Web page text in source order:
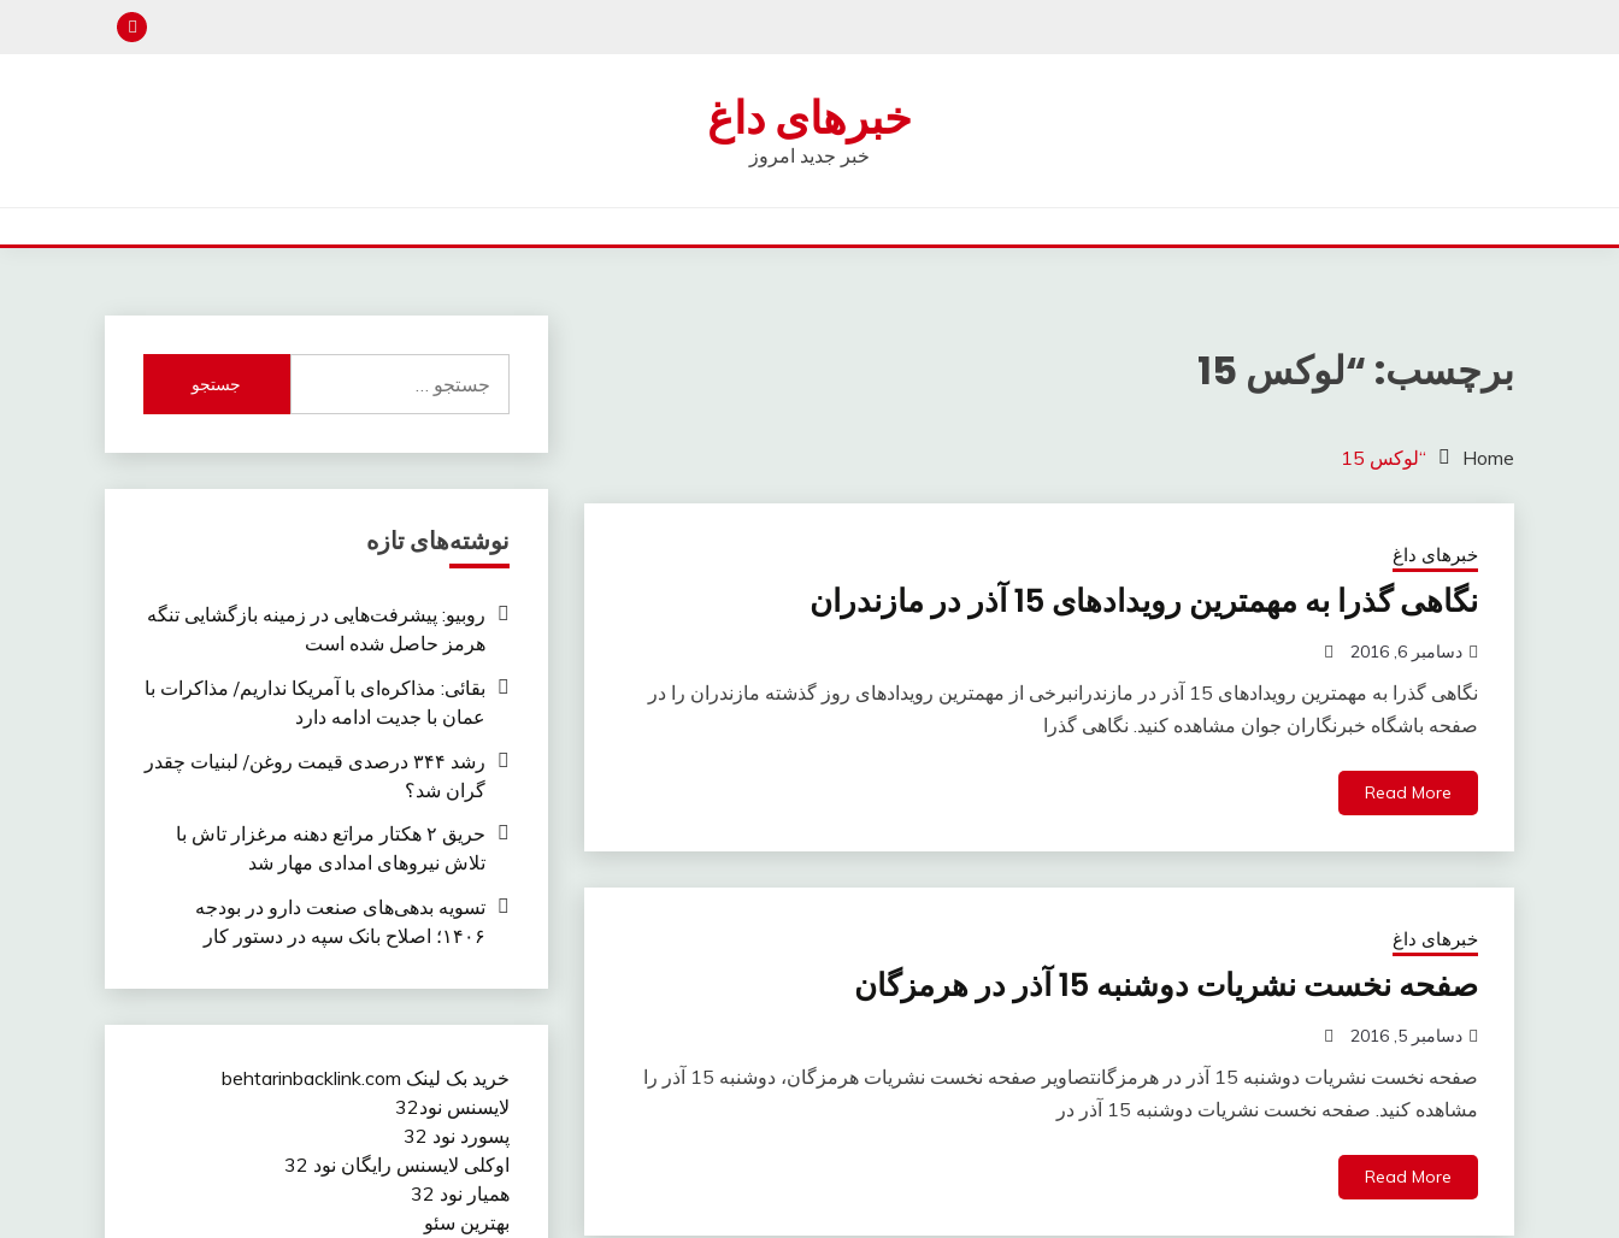
خبرهای داغ
خبر جدید امروز
برچسب: “لوکس 15
Home “لوکس 15
خبرهای داغ
نگاهی گذرا به مهمترین رویدادهای 15 آذر در مازندران
دسامبر 6, 2016
نگاهی گذرا به مهمترین رویدادهای 15 آذر در مازندرانبرخی از مهمترین رویدادهای روز گذشته مازندران را در
صفحه باشگاه خبرنگاران جوان مشاهده کنید. نگاهی گذرا
Read More
خبرهای داغ
صفحه نخست نشریات دوشنبه 15 آذر در هرمزگان
دسامبر 5, 2016
صفحه نخست نشریات دوشنبه 15 آذر در هرمزگانتصاویر صفحه نخست نشریات هرمزگان، دوشنبه 15 آذر را
مشاهده کنید. صفحه نخست نشریات دوشنبه 15 آذر در
Read More
برای:
نوشته‌های تازه
روبیو: پیشرفت‌هایی در زمینه بازگشایی تنگه
هرمز حاصل شده است
بقائی: مذاکره‌ای با آمریکا نداریم/ مذاکرات با
عمان با جدیت ادامه دارد
رشد ۳۴۴ درصدی قیمت روغن/ لبنیات چقدر
گران شد؟
حریق ۲ هکتار مراتع دهنه مرغزار تاش با
تلاش نیروهای امدادی مهار شد
تسویه بدهی‌های صنعت دارو در بودجه
۱۴۰۶؛ اصلاح بانک سپه در دستور کار
خرید بک لینک behtarinbacklink.com
لایسنس نود32
پسورد نود 32
اوکلی لایسنس رایگان نود 32
همیار نود 32
بهترین سئو